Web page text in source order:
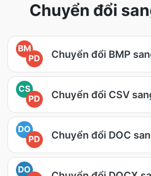
Chuyển đổi
BM
PD
Chuyển đổi BMP
CS
PD
Chuyển đổi CSV
DO
PD
Chuyển đổi DOC
DO